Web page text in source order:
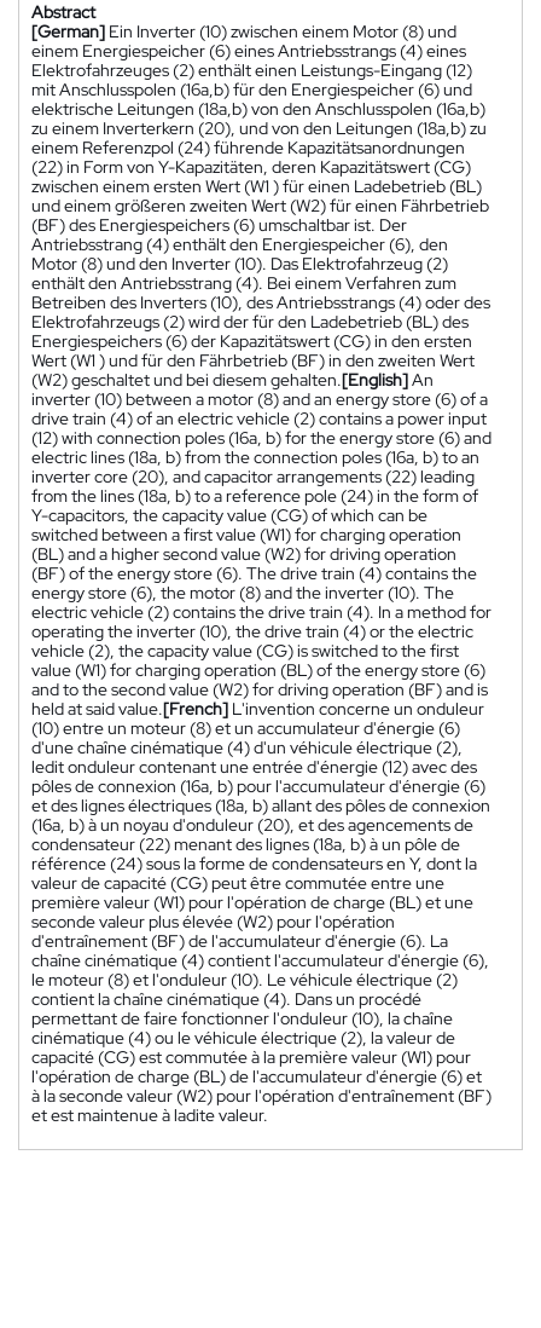
Abstract
[German] Ein Inverter (10) zwischen einem Motor (8) und
einem Energiespeicher (6) eines Antriebsstrangs (4) eines
Elektrofahrzeuges (2) enthält einen Leistungs-Eingang (12)
mit Anschlusspolen (16a,b) für den Energiespeicher (6) und
elektrische Leitungen (18a,b) von den Anschlusspolen (16a,b)
zu einem Inverterkern (20), und von den Leitungen (18a,b) zu
einem Referenzpol (24) führende Kapazitätsanordnungen
(22) in Form von Y-Kapazitäten, deren Kapazitätswert (CG)
zwischen einem ersten Wert (W1 ) für einen Ladebetrieb (BL)
und einem größeren zweiten Wert (W2) für einen Fährbetrieb
(BF) des Energiespeichers (6) umschaltbar ist. Der
Antriebsstrang (4) enthält den Energiespeicher (6), den
Motor (8) und den Inverter (10). Das Elektrofahrzeug (2)
enthält den Antriebsstrang (4). Bei einem Verfahren zum
Betreiben des Inverters (10), des Antriebsstrangs (4) oder des
Elektrofahrzeugs (2) wird der für den Ladebetrieb (BL) des
Energiespeichers (6) der Kapazitätswert (CG) in den ersten
Wert (W1 ) und für den Fährbetrieb (BF) in den zweiten Wert
(W2) geschaltet und bei diesem gehalten.[English]An
inverter (10) between a motor (8) and an energy store (6) of a
drive train (4) of an electric vehicle (2) contains a power input
(12) with connection poles (16a, b) for the energy store (6) and
electric lines (18a, b) from the connection poles (16a, b) to an
inverter core (20), and capacitor arrangements (22) leading
from the lines (18a, b) to a reference pole (24) in the form of
Y-capacitors, the capacity value (CG) of which can be
switched between a first value (W1) for charging operation
(BL) and a higher second value (W2) for driving operation
(BF) of the energy store (6). The drive train (4) contains the
energy store (6), the motor (8) and the inverter (10). The
electric vehicle (2) contains the drive train (4). In a method for
operating the inverter (10), the drive train (4) or the electric
vehicle (2), the capacity value (CG) is switched to the first
value (W1) for charging operation (BL) of the energy store (6)
and to the second value (W2) for driving operation (BF) and is
held at said value.[French] L'invention concerne un onduleur
(10) entre un moteur (8) et un accumulateur d'énergie (6)
d'une chaîne cinématique (4) d'un véhicule électrique (2),
ledit onduleur contenant une entrée d'énergie (12) avec des
pôles de connexion (16a, b) pour l'accumulateur d'énergie (6)
et des lignes électriques (18a, b) allant des pôles de connexion
(16a, b) à un noyau d'onduleur (20), et des agencements de
condensateur (22) menant des lignes (18a, b) à un pôle de
référence (24) sous la forme de condensateurs en Y, dont la
valeur de capacité (CG) peut être commutée entre une
première valeur (W1) pour l'opération de charge (BL) et une
seconde valeur plus élevée (W2) pour l'opération
d'entraînement (BF) de l'accumulateur d'énergie (6). La
chaîne cinématique (4) contient l'accumulateur d'énergie (6),
le moteur (8) et l'onduleur (10). Le véhicule électrique (2)
contient la chaîne cinématique (4). Dans un procédé
permettant de faire fonctionner l'onduleur (10), la chaîne
cinématique (4) ou le véhicule électrique (2), la valeur de
capacité (CG) est commutée à la première valeur (W1) pour
l'opération de charge (BL) de l'accumulateur d'énergie (6) et
à la seconde valeur (W2) pour l'opération d'entraînement (BF)
et est maintenue à ladite valeur.